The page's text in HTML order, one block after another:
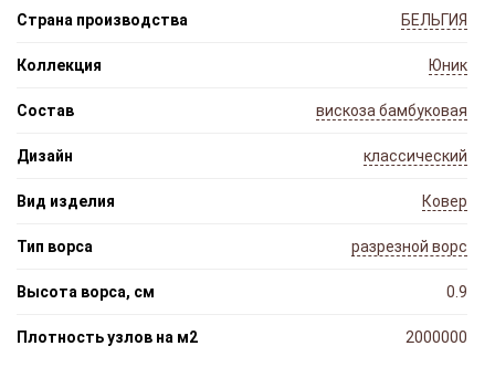
Страна производства БЕЛЬГИЯ
Коллекция Юник
Состав вискоза бамбуковая
Дизайн классический
Вид изделия Ковер
Тип ворса разрезной ворс
Высота ворса, см 0.9
Плотность узлов на м2 2000000